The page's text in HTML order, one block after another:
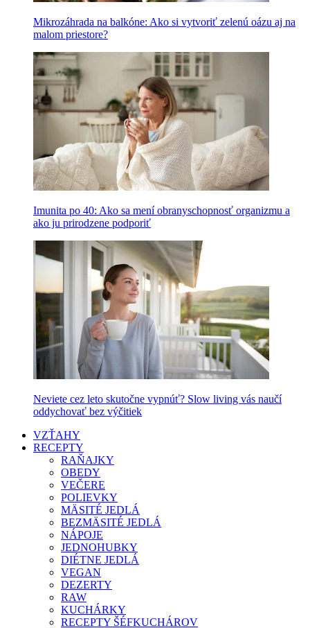
Mikrozáhrada na balkóne: Ako si vytvoriť zelenú oázu aj na
malom priestore?
Imunita po 40: Ako sa mení obranyschopnosť organizmu a
ako ju prirodzene podporiť
Neviete cez leto skutočne vypnúť? Slow living vás naučí
oddychovať bez výčitiek
VZŤAHY
RECEPTY
RAŇAJKY
OBEDY
VEČERE
POLIEVKY
MÄSITÉ JEDLÁ
BEZMÄSITÉ JEDLÁ
NÁPOJE
JEDNOHUBKY
DIÉTNE JEDLÁ
VEGAN
DEZERTY
RAW
KUCHÁRKY
RECEPTY ŠÉFKUCHÁROV